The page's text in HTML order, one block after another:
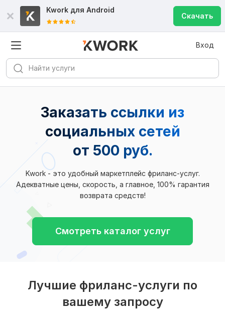
Kwork для Android
Скачать
Вход
Заказать ссылки из
социальных сетей
от 500 руб.
Kwork - это удобный маркетплейс фриланс-услуг.
Адекватные цены, скорость, а главное, 100% гарантия
возврата средств!
Смотреть каталог услуг
Лучшие фриланс-услуги по
вашему запросу